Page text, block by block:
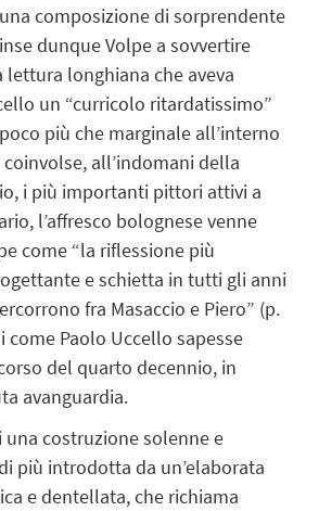
composizione di sorprendente
dunque Volpe a sovvertire
lettura longhiana che aveva
un “curricolo ritardatissimo”
più che marginale all’interno
all’indomani della
i più importanti pittori attivi a
l’affresco bolognese venne
come “la riflessione più
e schietta in tutti gli anni
fra Masaccio e Piero” (p.
come Paolo Uccello sapesse
del quarto decennio, in
avanguardia.
costruzione solenne e
più introdotta da un’elaborata
e dentellata, che richiama